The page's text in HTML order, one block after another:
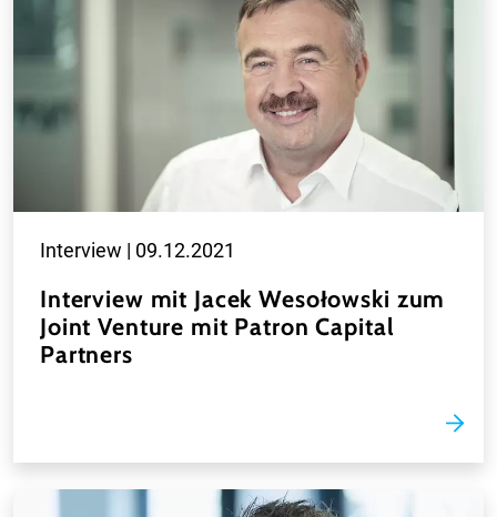
Interview | 09.12.2021
Interview mit Jacek Wesołowski zum
Joint Venture mit Patron Capital
Partners